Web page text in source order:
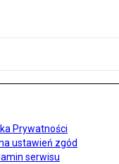
Prywatności
ustawień zgód
serwisu